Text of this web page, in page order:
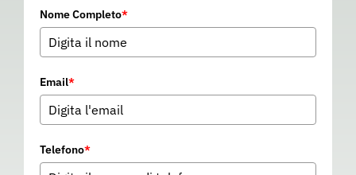
Nome Completo*
Email*
Telefono*